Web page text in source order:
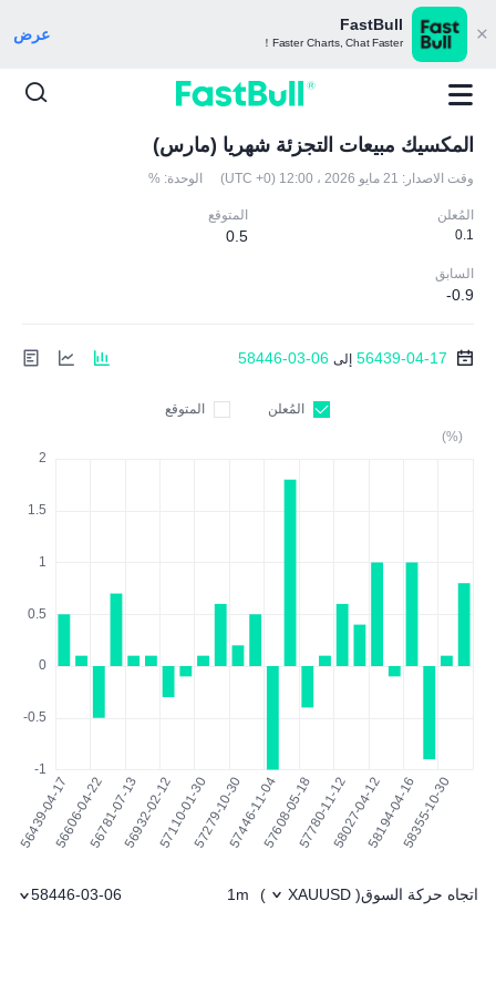
FastBull
Faster Charts, Chat Faster！ عرض
المكسيك مبيعات التجزئة شهريا (مارس)
وقت الاصدار: 21 مايو 2026 ، 12:00 (UTC +0) الوحدة: %
المُعلن
0.1
المتوقع
0.5
السابق
-0.9
56439-04-17 إلى 58446-03-06
المُعلن
المتوقع
(%)
اتجاه حركة السوق(
XAUUSD
)
1m
58446-03-06